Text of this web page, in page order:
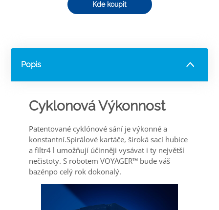
Kde koupit
Popis
Cyklonová Výkonnost
Patentované cyklónové sání je výkonné a
konstantní.Spirálové kartáče, široká sací hubice
a filtr4 l umožňují účinněji vysávat i ty největší
nečistoty. S robotem VOYAGER™ bude váš
bazénpo celý rok dokonalý.